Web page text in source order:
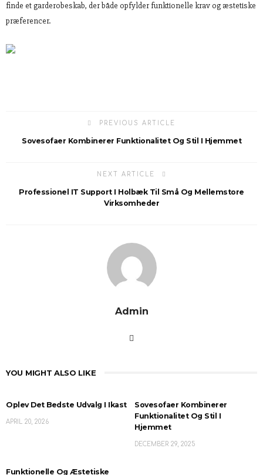
finde et garderobeskab, der både opfylder funktionelle krav og æstetiske
præferencer.
PREVIOUS ARTICLE
Sovesofaer Kombinerer Funktionalitet Og Stil I Hjemmet
NEXT ARTICLE
Professionel IT Support I Holbæk Til Små Og Mellemstore
Virksomheder
Admin
YOU MIGHT ALSO LIKE
Oplev Det Bedste Udvalg I Ikast
APRIL 20, 2026
Sovesofaer Kombinerer
Funktionalitet Og Stil I
Hjemmet
DECEMBER 29, 2025
Funktionelle Og Æstetiske